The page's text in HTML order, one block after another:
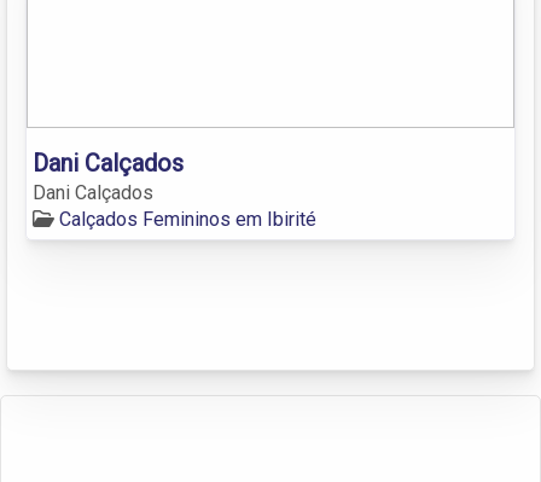
Dani Calçados
Dani Calçados
Calçados Femininos em Ibirité